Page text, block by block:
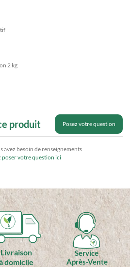
2 kg
produit Posez votre question
avez besoin de renseignements
poser votre question ici
Livraison
domicile
Service
Après-Vente